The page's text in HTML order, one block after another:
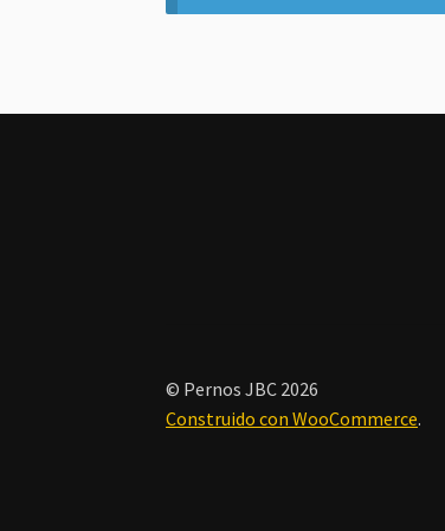
© Pernos JBC 2026
Construido con WooCommerce.